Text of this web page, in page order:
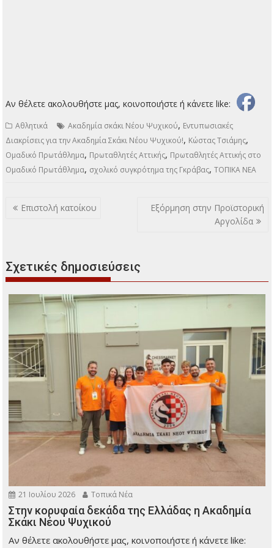
Αν θέλετε ακολουθήστε μας, κοινοποιήστε ή κάνετε like:
Αθλητικά Ακαδημία σκάκι Νέου Ψυχικού, Εντυπωσιακές
Διακρίσεις για την Ακαδημία Σκάκι Νέου Ψυχικού!, Κώστας Τσιάμης,
Ομαδικό Πρωτάθλημα, Πρωταθλητές Αττικής, Πρωταθλητές Αττικής στο
Ομαδικό Πρωτάθλημα, σχολικό συγκρότημα της Γκράβας,ΤΟΠΙΚΑ ΝΕΑ
Πλοήγηση
Επιστολή κατοίκου
Εξόρμηση στην Προϊστορική
Αργολίδα
Σχετικές δημοσιεύσεις
21 Ιουλίου 2026 Τοπικά Νέα
Στην κορυφαία δεκάδα της Ελλάδας η Ακαδημία
Σκάκι Νέου Ψυχικού
Αν θέλετε ακολουθήστε μας, κοινοποιήστε ή κάνετε like: